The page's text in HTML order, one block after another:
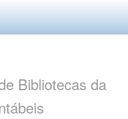
Bibliotecas da